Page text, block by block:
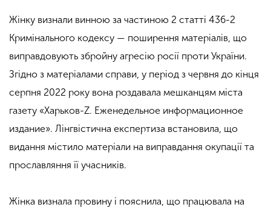
Жінку визнали винною за частиною 2 статті 436-2
Кримінального кодексу — поширення матеріалів, що
виправдовують збройну агресію росії проти України.
Згідно з матеріалами справи, у період з червня до кінця
серпня 2022 року вона роздавала мешканцям міста
газету «Харьков-Z. Еженедельное информационное
издание». Лінгвістична експертиза встановила, що
видання містило матеріали на виправдання окупації та
прославляння її учасників.
Жінка визнала провину і пояснила, що працювала на